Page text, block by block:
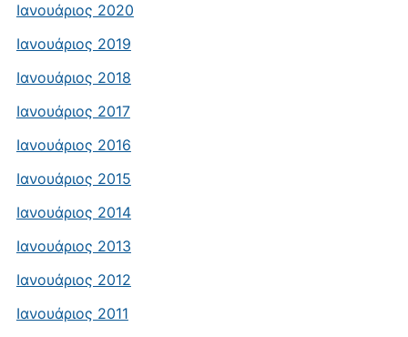
Ιανουάριος 2020
Ιανουάριος 2019
Ιανουάριος 2018
Ιανουάριος 2017
Ιανουάριος 2016
Ιανουάριος 2015
Ιανουάριος 2014
Ιανουάριος 2013
Ιανουάριος 2012
Ιανουάριος 2011